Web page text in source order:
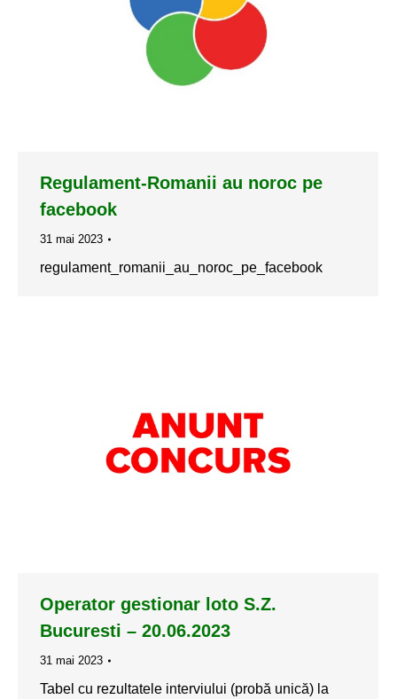
Regulament-Romanii au noroc pe
facebook
31 mai 2023
regulament_romanii_au_noroc_pe_facebook
Operator gestionar loto S.Z.
Bucuresti – 20.06.2023
31 mai 2023
Tabel cu rezultatele interviului (probă unică) la